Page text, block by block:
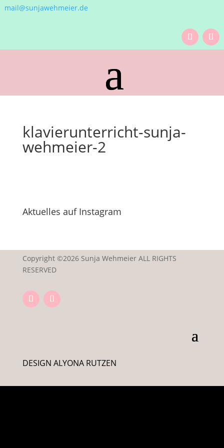
mail@sunjawehmeier.de
klavierunterricht-sunja-
wehmeier-2
Aktuelles auf Instagram
Copyright ©2026 Sunja Wehmeier ALL RIGHTS
RESERVED
DESIGN ALYONA RUTZEN